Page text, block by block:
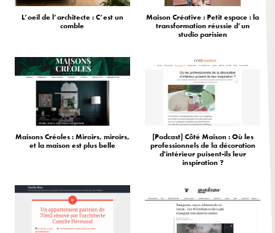
L’oeil de l’architecte : C’est un
comble
Maison Créative : Petit espace : la
transformation réussie d’un
studio parisien
Maisons Créoles : Miroirs, miroirs,
et la maison est plus belle
[Podcast] Côté Maison : Où les
professionnels de la décoration
d'intérieur puisent-ils leur
inspiration ?